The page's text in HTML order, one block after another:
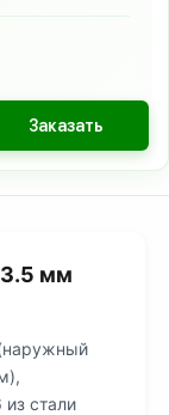
Заказать
мм
стали